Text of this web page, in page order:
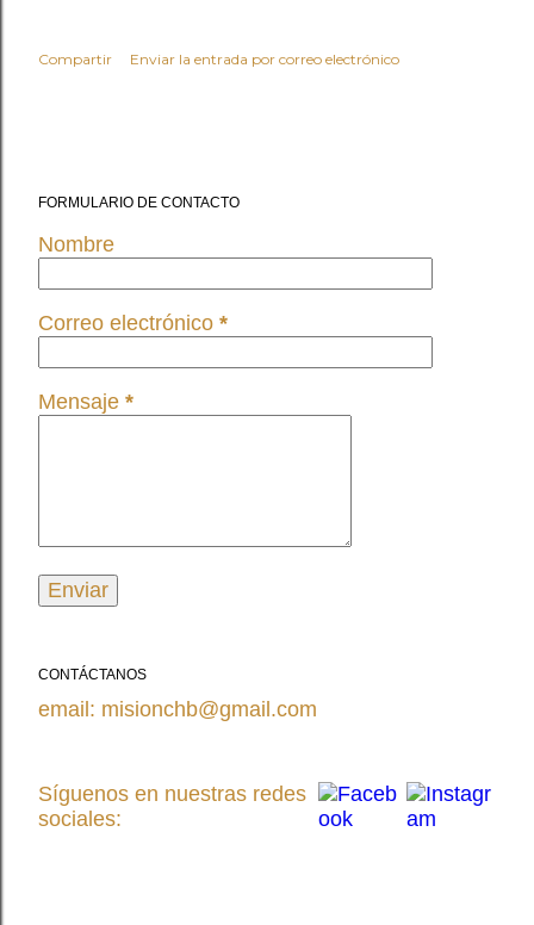
Compartir Enviar la entrada por correo electrónico
FORMULARIO DE CONTACTO
Nombre
Correo electrónico *
Mensaje *
CONTÁCTANOS
email: misionchb@gmail.com
Síguenos en nuestras redes
sociales: